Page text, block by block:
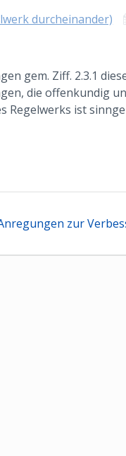
durcheinander)
gem. Ziff. 2.3.1
die offenkundig
Regelwerks ist
zur